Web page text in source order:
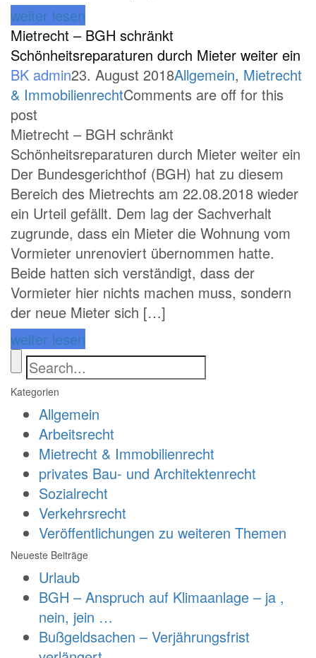
weiter lesen
Mietrecht – BGH schränkt
Schönheitsreparaturen durch Mieter weiter ein
BK admin23. August 2018Allgemein, Mietrecht
& ImmobilienrechtComments are off for this
post
Mietrecht – BGH schränkt
Schönheitsreparaturen durch Mieter weiter ein
Der Bundesgerichthof (BGH) hat zu diesem
Bereich des Mietrechts am 22.08.2018 wieder
ein Urteil gefällt. Dem lag der Sachverhalt
zugrunde, dass ein Mieter die Wohnung vom
Vormieter unrenoviert übernommen hatte.
Beide hatten sich verständigt, dass der
Vormieter hier nichts machen muss, sondern
der neue Mieter sich […]
weiter lesen
Kategorien
Allgemein
Arbeitsrecht
Mietrecht & Immobilienrecht
privates Bau- und Architektenrecht
Sozialrecht
Verkehrsrecht
Veröffentlichungen zu weiteren Themen
Neueste Beiträge
Urlaub
BGH – Anspruch auf Klimaanlage – ja ,
nein, jein …
Bußgeldsachen – Verjährungsfrist